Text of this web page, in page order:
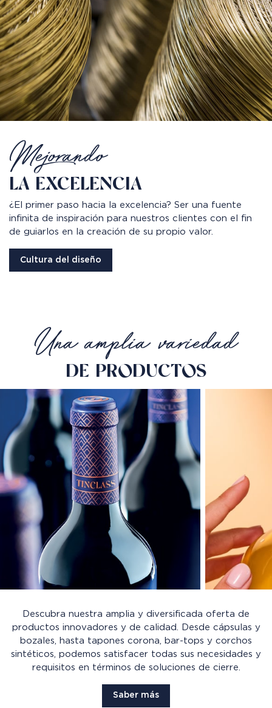
Mejorando
LA EXCELENCIA
¿El primer paso hacia la excelencia? Ser una fuente
infinita de inspiración para nuestros clientes con el fin
de guiarlos en la creación de su propio valor.
Cultura del diseño
Una amplia variedad
DE PRODUCTOS
Descubra nuestra amplia y diversificada oferta de
productos innovadores y de calidad. Desde cápsulas y
bozales, hasta tapones corona, bar-tops y corchos
sintéticos, podemos satisfacer todas sus necesidades y
requisitos en términos de soluciones de cierre.
Saber más